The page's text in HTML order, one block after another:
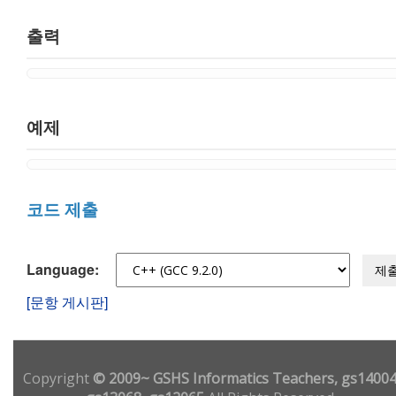
출력
예제
코드 제출
Language: 제
[문항 게시판]
Copyright© 2009~ GSHS Informatics Teachers,